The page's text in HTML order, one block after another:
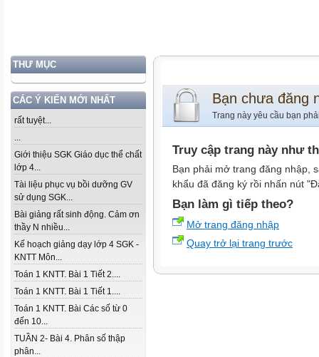
THƯ MỤC
CÁC Ý KIẾN MỚI NHẤT
rất tuyệt...
...
Giới thiệu SGK Giáo dục thể chất
lớp 4...
Tài liệu phục vụ bồi dưỡng GV
sử dụng SGK...
Bài giảng rất sinh động. Cảm ơn
thầy N nhiều...
Kế hoạch giảng dạy lớp 4 SGK -
KNTT Môn...
Toán 1 KNTT. Bài 1 Tiết 2....
Toán 1 KNTT. Bài 1 Tiết 1....
Toán 1 KNTT. Bài Các số từ 0
đến 10...
TUẦN 2- Bài 4. Phân số thập
phân...
Bạn chưa đăng
Trang này yêu cầu bạn
Truy cập trang này như
Bạn phải mở trang đăng nhập,
khẩu đã đăng ký rồi nhấn nút
Bạn làm gì tiếp theo?
Mở trang đăng nhập
Quay trở lại trang trước